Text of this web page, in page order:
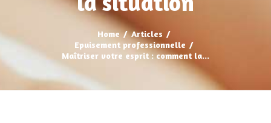
Home
Articles
Epuisement professionnelle
Maîtriser votre esprit : comment la...